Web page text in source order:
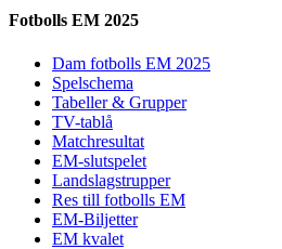
Fotbolls EM 2025
Dam fotbolls EM 2025
Spelschema
Tabeller & Grupper
TV-tablå
Matchresultat
EM-slutspelet
Landslagstrupper
Res till fotbolls EM
EM-Biljetter
EM kvalet